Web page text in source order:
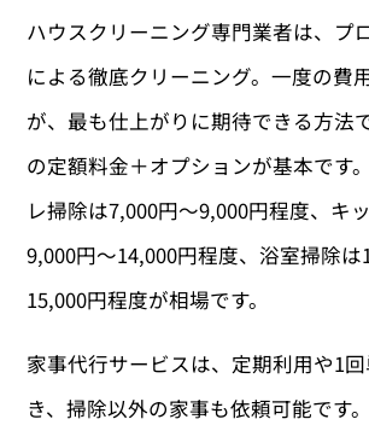
ハウスクリーニング専門業者は、プ
による徹底クリーニング。一度の費
が、最も仕上がりに期待できる方法
の定額料金＋オプションが基本です
レ掃除は7,000円〜9,000円程度、キ
9,000円〜14,000円程度、浴室掃除は
15,000円程度が相場です。
家事代行サービスは、定期利用や1
き、掃除以外の家事も依頼可能です